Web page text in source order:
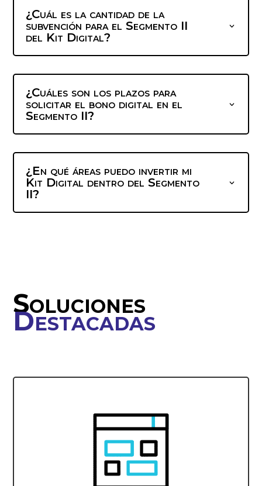
¿Cuál es la cantidad de la
subvención para el Segmento II
del Kit Digital?
¿Cuáles son los plazos para
solicitar el bono digital en el
Segmento II?
¿En qué áreas puedo invertir mi
Kit Digital dentro del Segmento
II?
Soluciones
Destacadas